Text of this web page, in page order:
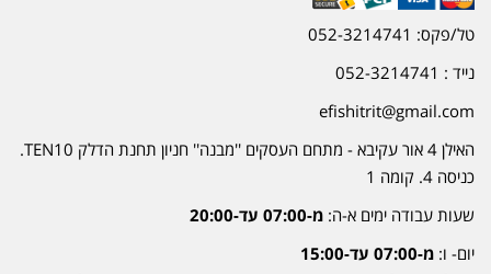
טל/פקס: 052-3214741
נייד : 052-3214741
efishitrit@gmail.com
האילן 4 אור עקיבא - מתחם העסקים ''מבנה'' חניון תחנת הדלק TEN10.
כניסה 4. קומה 1
שעות עבודה ימים א-ה: מ-07:00 עד-20:00
יום- ו: מ-07:00 עד-15:00